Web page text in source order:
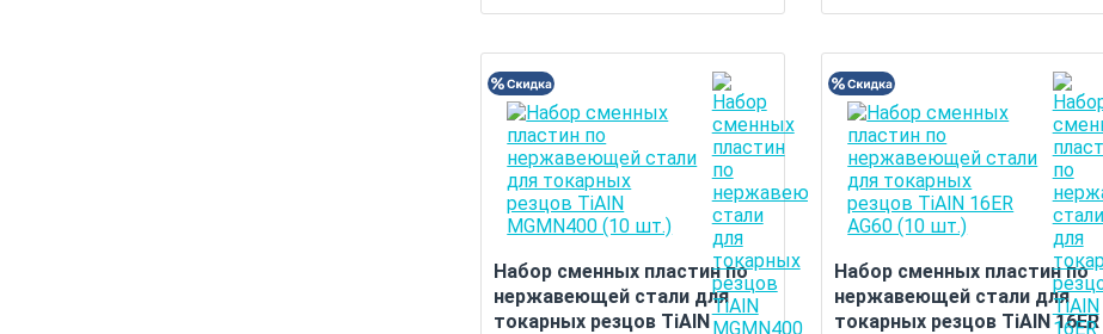
Набор сменных пластин по
нержавеющей стали для
токарных резцов TiAlN
Набор сменных пластин по
нержавеющей стали для
токарных резцов TiAlN 16ER